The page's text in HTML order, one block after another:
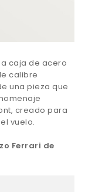
caja de acero
calibre
una pieza que
creado para
vuelo.
Ferrari de